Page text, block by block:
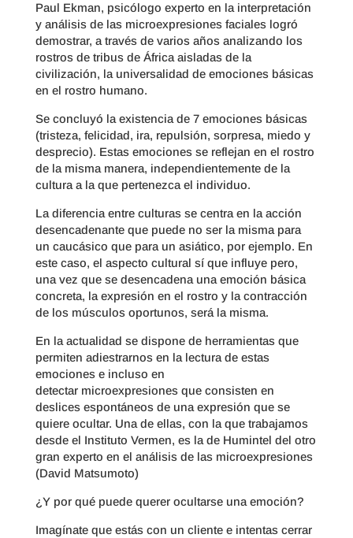
Paul Ekman, psicólogo experto en la interpretación
y análisis de las microexpresiones faciales logró
demostrar, a través de varios años analizando los
rostros de tribus de África aisladas de la
civilización, la universalidad de emociones básicas
en el rostro humano.
Se concluyó la existencia de 7 emociones básicas
(tristeza, felicidad, ira, repulsión, sorpresa, miedo y
desprecio). Estas emociones se reflejan en el rostro
de la misma manera, independientemente de la
cultura a la que pertenezca el individuo.
La diferencia entre culturas se centra en la acción
desencadenante que puede no ser la misma para
un caucásico que para un asiático, por ejemplo. En
este caso, el aspecto cultural sí que influye pero,
una vez que se desencadena una emoción básica
concreta, la expresión en el rostro y la contracción
de los músculos oportunos, será la misma.
En la actualidad se dispone de herramientas que
permiten adiestrarnos en la lectura de estas
emociones e incluso en
detectar microexpresiones que consisten en
deslices espontáneos de una expresión que se
quiere ocultar. Una de ellas, con la que trabajamos
desde el Instituto Vermen, es la de Humintel del otro
gran experto en el análisis de las microexpresiones
(David Matsumoto)
¿Y por qué puede querer ocultarse una emoción?
Imagínate que estás con un cliente e intentas cerrar